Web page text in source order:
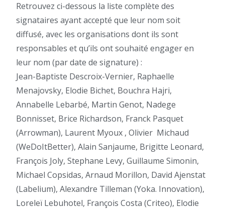
Retrouvez ci-dessous la liste complète des
signataires ayant accepté que leur nom soit
diffusé, avec les organisations dont ils sont
responsables et qu’ils ont souhaité engager en
leur nom (par date de signature) :
Jean-Baptiste Descroix-Vernier, Raphaelle
Menajovsky, Elodie Bichet, Bouchra Hajri,
Annabelle Lebarbé, Martin Genot, Nadege
Bonnisset, Brice Richardson, Franck Pasquet
(Arrowman), Laurent Myoux , Olivier Michaud
(WeDoItBetter), Alain Sanjaume, Brigitte Leonard,
François Joly, Stephane Levy, Guillaume Simonin,
Michael Copsidas, Arnaud Morillon, David Ajenstat
(Labelium), Alexandre Tilleman (Yoka. Innovation),
Loreleï Lebuhotel, François Costa (Criteo), Elodie